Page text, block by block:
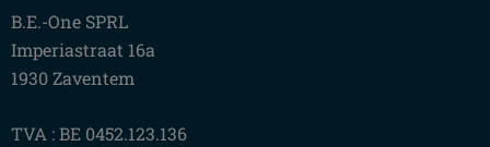
B.E.-One SPRL
Imperiastraat 16a
1930 Zaventem
TVA : BE 0452.123.136